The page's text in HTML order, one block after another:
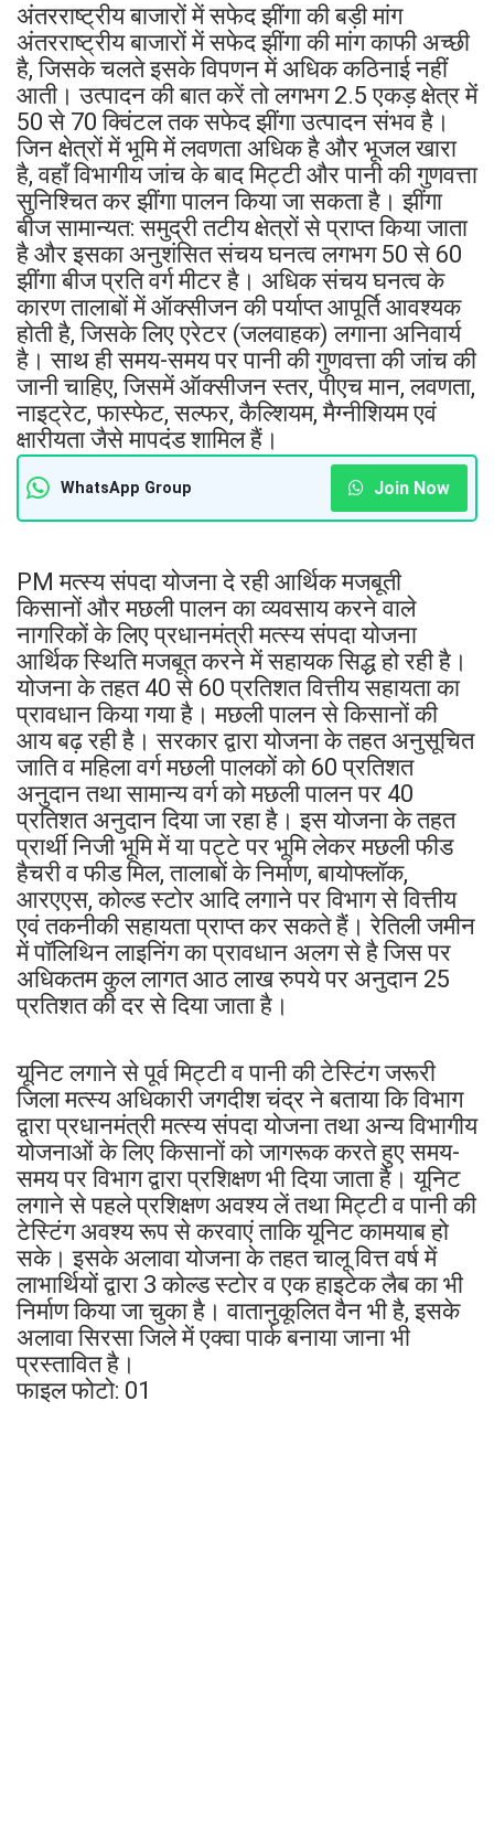
अंतरराष्ट्रीय बाजारों में सफेद झींगा की बड़ी मांग
अंतरराष्ट्रीय बाजारों में सफेद झींगा की मांग काफी अच्छी
है, जिसके चलते इसके विपणन में अधिक कठिनाई नहीं
आती। उत्पादन की बात करें तो लगभग 2.5 एकड़ क्षेत्र में
50 से 70 क्विंटल तक सफेद झींगा उत्पादन संभव है।
जिन क्षेत्रों में भूमि में लवणता अधिक है और भूजल खारा
है, वहाँ विभागीय जांच के बाद मिट्टी और पानी की गुणवत्ता
सुनिश्चित कर झींगा पालन किया जा सकता है। झींगा
बीज सामान्यत: समुद्री तटीय क्षेत्रों से प्राप्त किया जाता
है और इसका अनुशंसित संचय घनत्व लगभग 50 से 60
झींगा बीज प्रति वर्ग मीटर है। अधिक संचय घनत्व के
कारण तालाबों में ऑक्सीजन की पर्याप्त आपूर्ति आवश्यक
होती है, जिसके लिए एरेटर (जलवाहक) लगाना अनिवार्य
है। साथ ही समय-समय पर पानी की गुणवत्ता की जांच की
जानी चाहिए, जिसमें ऑक्सीजन स्तर, पीएच मान, लवणता,
नाइट्रेट, फास्फेट, सल्फर, कैल्शियम, मैग्नीशियम एवं
क्षारीयता जैसे मापदंड शामिल हैं।
WhatsApp Group Join Now
PM मत्स्य संपदा योजना दे रही आर्थिक मजबूती
किसानों और मछली पालन का व्यवसाय करने वाले
नागरिकों के लिए प्रधानमंत्री मत्स्य संपदा योजना
आर्थिक स्थिति मजबूत करने में सहायक सिद्ध हो रही है।
योजना के तहत 40 से 60 प्रतिशत वित्तीय सहायता का
प्रावधान किया गया है। मछली पालन से किसानों की
आय बढ़ रही है। सरकार द्वारा योजना के तहत अनुसूचित
जाति व महिला वर्ग मछली पालकों को 60 प्रतिशत
अनुदान तथा सामान्य वर्ग को मछली पालन पर 40
प्रतिशत अनुदान दिया जा रहा है। इस योजना के तहत
प्रार्थी निजी भूमि में या पट्टे पर भूमि लेकर मछली फीड
हैचरी व फीड मिल, तालाबों के निर्माण, बायोफ्लॉक,
आरएएस, कोल्ड स्टोर आदि लगाने पर विभाग से वित्तीय
एवं तकनीकी सहायता प्राप्त कर सकते हैं। रेतिली जमीन
में पॉलिथिन लाइनिंग का प्रावधान अलग से है जिस पर
अधिकतम कुल लागत आठ लाख रुपये पर अनुदान 25
प्रतिशत की दर से दिया जाता है।
यूनिट लगाने से पूर्व मिट्टी व पानी की टेस्टिंग जरूरी
जिला मत्स्य अधिकारी जगदीश चंद्र ने बताया कि विभाग
द्वारा प्रधानमंत्री मत्स्य संपदा योजना तथा अन्य विभागीय
योजनाओं के लिए किसानों को जागरूक करते हुए समय-
समय पर विभाग द्वारा प्रशिक्षण भी दिया जाता है। यूनिट
लगाने से पहले प्रशिक्षण अवश्य लें तथा मिट्टी व पानी की
टेस्टिंग अवश्य रूप से करवाएं ताकि यूनिट कामयाब हो
सके। इसके अलावा योजना के तहत चालू वित्त वर्ष में
लाभार्थियों द्वारा 3 कोल्ड स्टोर व एक हाइटेक लैब का भी
निर्माण किया जा चुका है। वातानुकूलित वैन भी है, इसके
अलावा सिरसा जिले में एक्वा पार्क बनाया जाना भी
प्रस्तावित है।
फाइल फोटो: 01